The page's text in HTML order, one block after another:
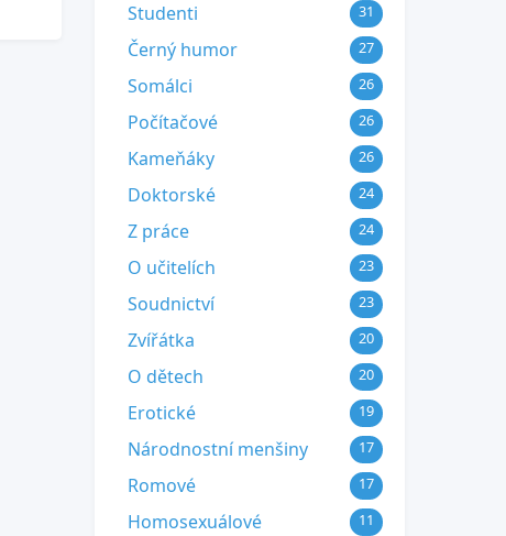
Studenti 31
Černý humor 27
Somálci 26
Počítačové 26
Kameňáky 26
Doktorské 24
Z práce 24
O učitelích 23
Soudnictví 23
Zvířátka 20
O dětech 20
Erotické 19
Národnostní menšiny 17
Romové 17
Homosexuálové 11